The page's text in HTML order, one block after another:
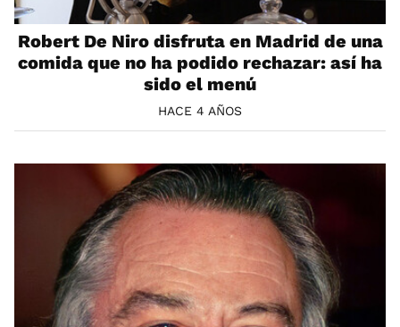
Robert De Niro disfruta en Madrid de una
comida que no ha podido rechazar: así ha
sido el menú
HACE 4 AÑOS